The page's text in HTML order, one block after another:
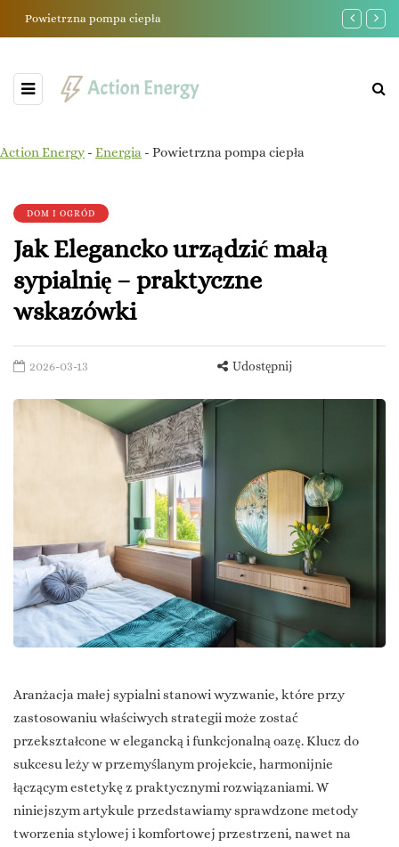
Powietrzna pompa ciepła Czy
Action Energy- Energia - Powietrzna pompa ciepła
DOM I OGRÓD
Jak Elegancko urządzić małą
sypialnię – praktyczne
wskazówki
2026-03-13 Udostępnij
Aranżacja małej sypialni stanowi wyzwanie, które przy
zastosowaniu właściwych strategii może zostać
przekształcone w elegancką i funkcjonalną oazę. Klucz do
sukcesu leży w przemyślanym projekcie, harmonijnie
łączącym estetykę z praktycznymi rozwiązaniami. W
niniejszym artykule przedstawiamy sprawdzone metody
tworzenia stylowej i komfortowej przestrzeni, nawet na